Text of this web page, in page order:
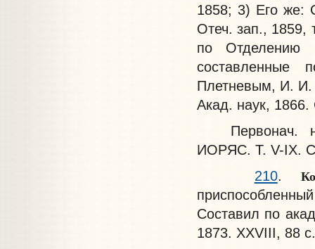
1858; 3) Его
Отеч. зап., 1859,
по Отделению
составленные
Плетневым, И. И.
Акад. наук,
Первонач.
ИОРЯС. Т. V-IX.
210.
Составил по
1873. XXVIII, 88 с.